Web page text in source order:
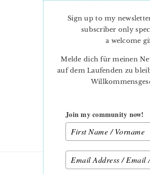
Sign up to my
subscriber only
a welcome
Melde dich für meinen
auf dem Laufenden zu
Join my community now!